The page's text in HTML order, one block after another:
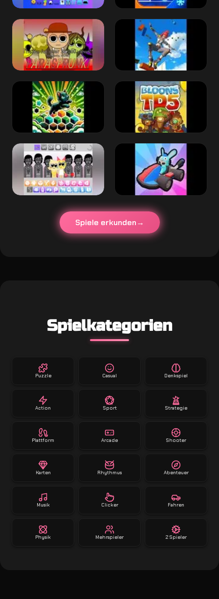
Spiele erkunden
Spielkategorien
Puzzle Casual Denkspiel
Action Sport Strategie
Plattform Arcade Shooter
Karten Rhythmus Abenteuer
Musik Clicker Fahren
Physik Mehrspieler 2 Spieler